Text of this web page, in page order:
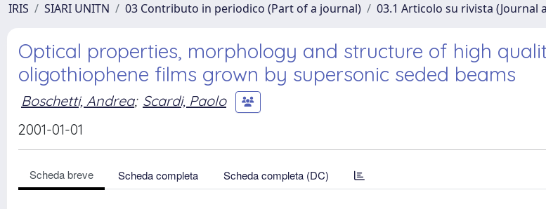
IRIS SIARI UNITN 03 Contributo in periodico (Part of a journal) 03.1 Articolo su rivista (Journal
Optical properties, morphology and structure of high
oligothiophene films grown by supersonic seded beams
Boschetti, Andrea; Scardi, Paolo
2001-01-01
Scheda breve Scheda completa Scheda completa (DC)